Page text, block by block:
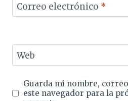
Correo electrónico *
Web
Guarda mi nombre,
este navegador para la